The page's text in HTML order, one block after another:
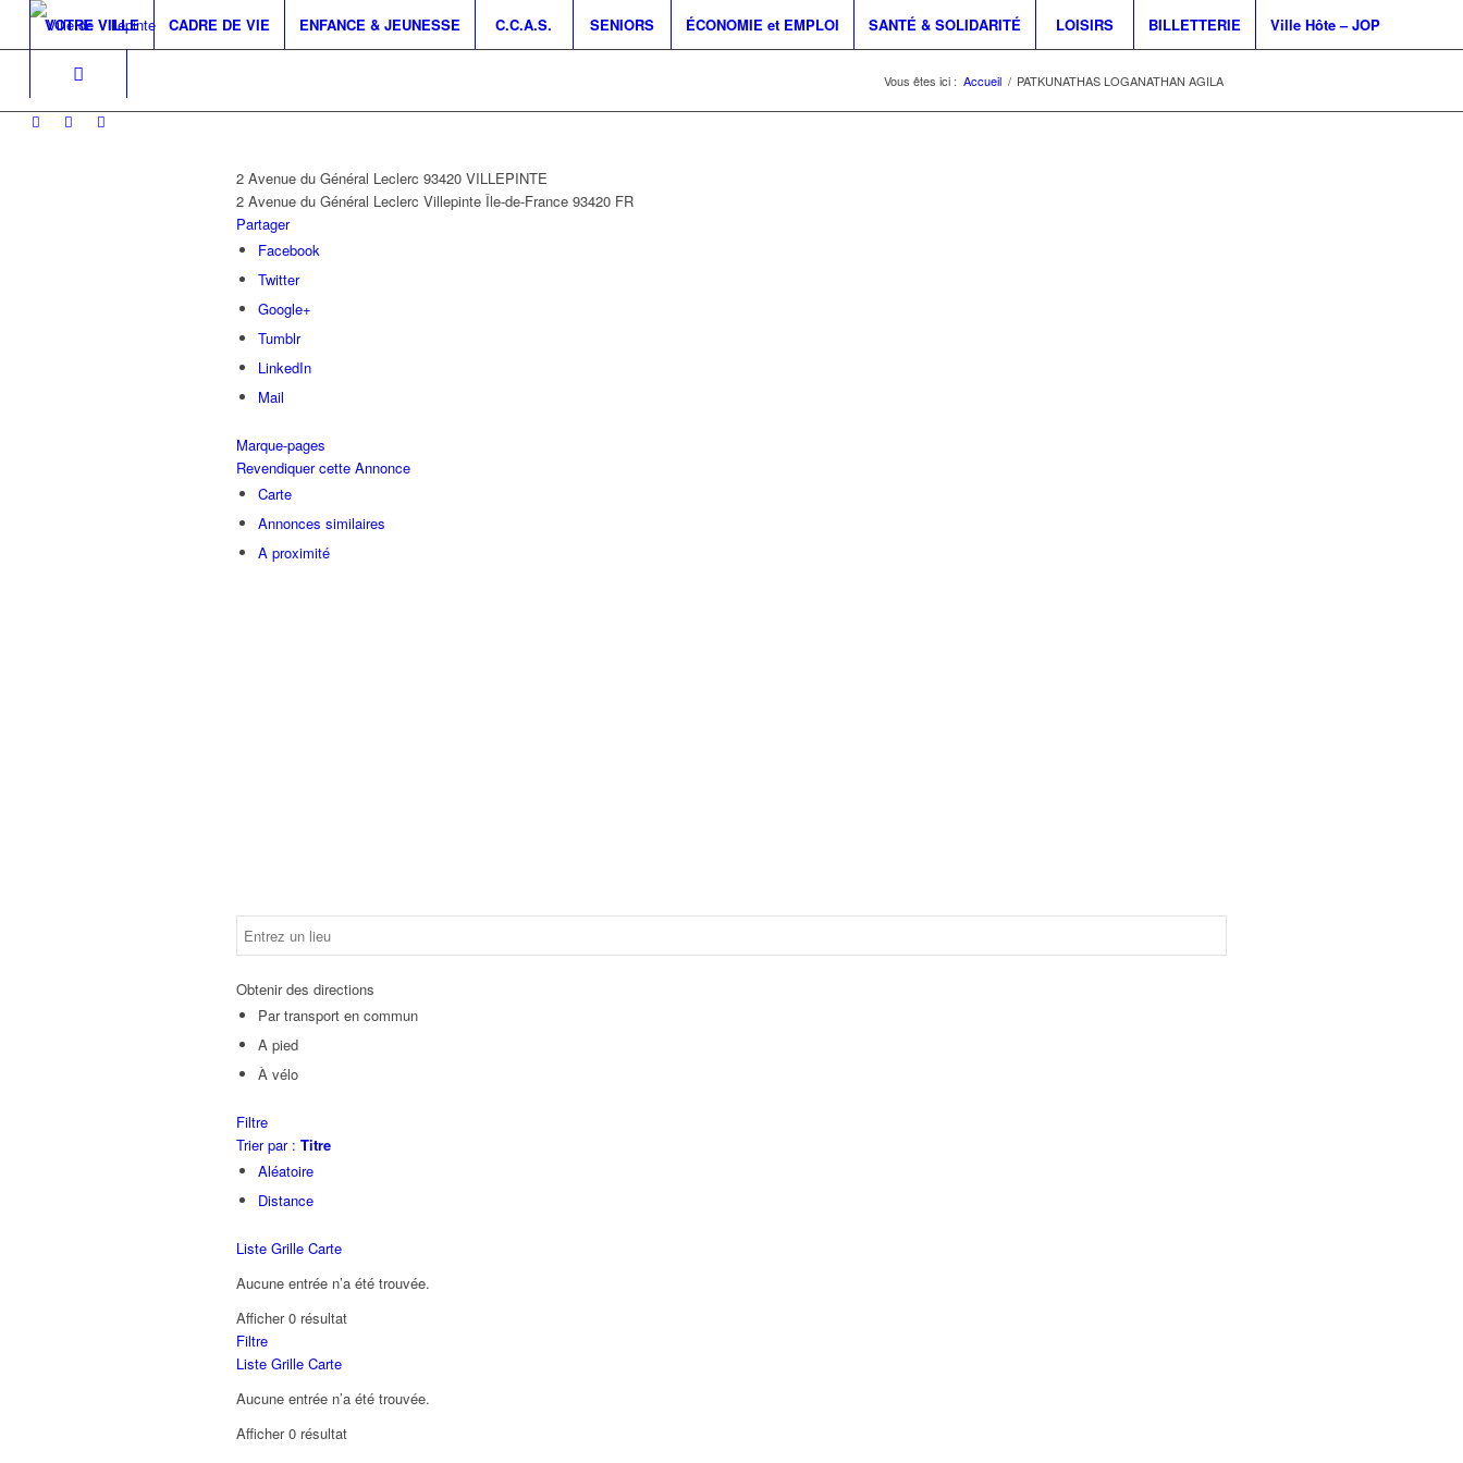
VOTRE VILLE CADRE DE VIE ENFANCE & JEUNESSE C.C.A.S. SENIORS ÉCONOMIE et EMPLOI SANTÉ & SOLIDARITÉ LOISIRS BILLETTERIE Ville Hôte – JOP
Vous êtes ici : Accueil / PATKUNATHAS LOGANATHAN AGILA
2 Avenue du Général Leclerc 93420 VILLEPINTE
2 Avenue du Général Leclerc Villepinte Île-de-France 93420 FR
Partager
Facebook
Twitter
Google+
Tumblr
LinkedIn
Mail
Marque-pages
Revendiquer cette Annonce
Carte
Annonces similaires
A proximité
Obtenir des directions
Par transport en commun
A pied
À vélo
Filtre
Trier par : Titre
Aléatoire
Distance
Liste Grille Carte
Aucune entrée n’a été trouvée.
Afficher 0 résultat
Filtre
Liste Grille Carte
Aucune entrée n’a été trouvée.
Afficher 0 résultat